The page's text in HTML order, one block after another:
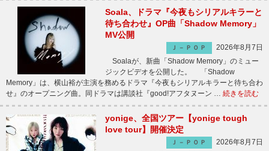
Soala、ドラマ『今夜もシリアルキラーと
待ち合わせ』OP曲「Shadow Memory」
MV公開
Ｊ－ＰＯＰ
2026年8月7日
Soalaが、新曲「Shadow Memory」のミュー
ジックビデオを公開した。 「Shadow
Memory」は、横山裕が主演を務めるドラマ『今夜もシリアルキラーと待ち合わ
せ』のオープニング曲。同ドラマは講談社『good!アフタヌーン … 続きを読む
yonige、全国ツアー【yonige tough
love tour】開催決定
Ｊ－ＰＯＰ
2026年8月7日